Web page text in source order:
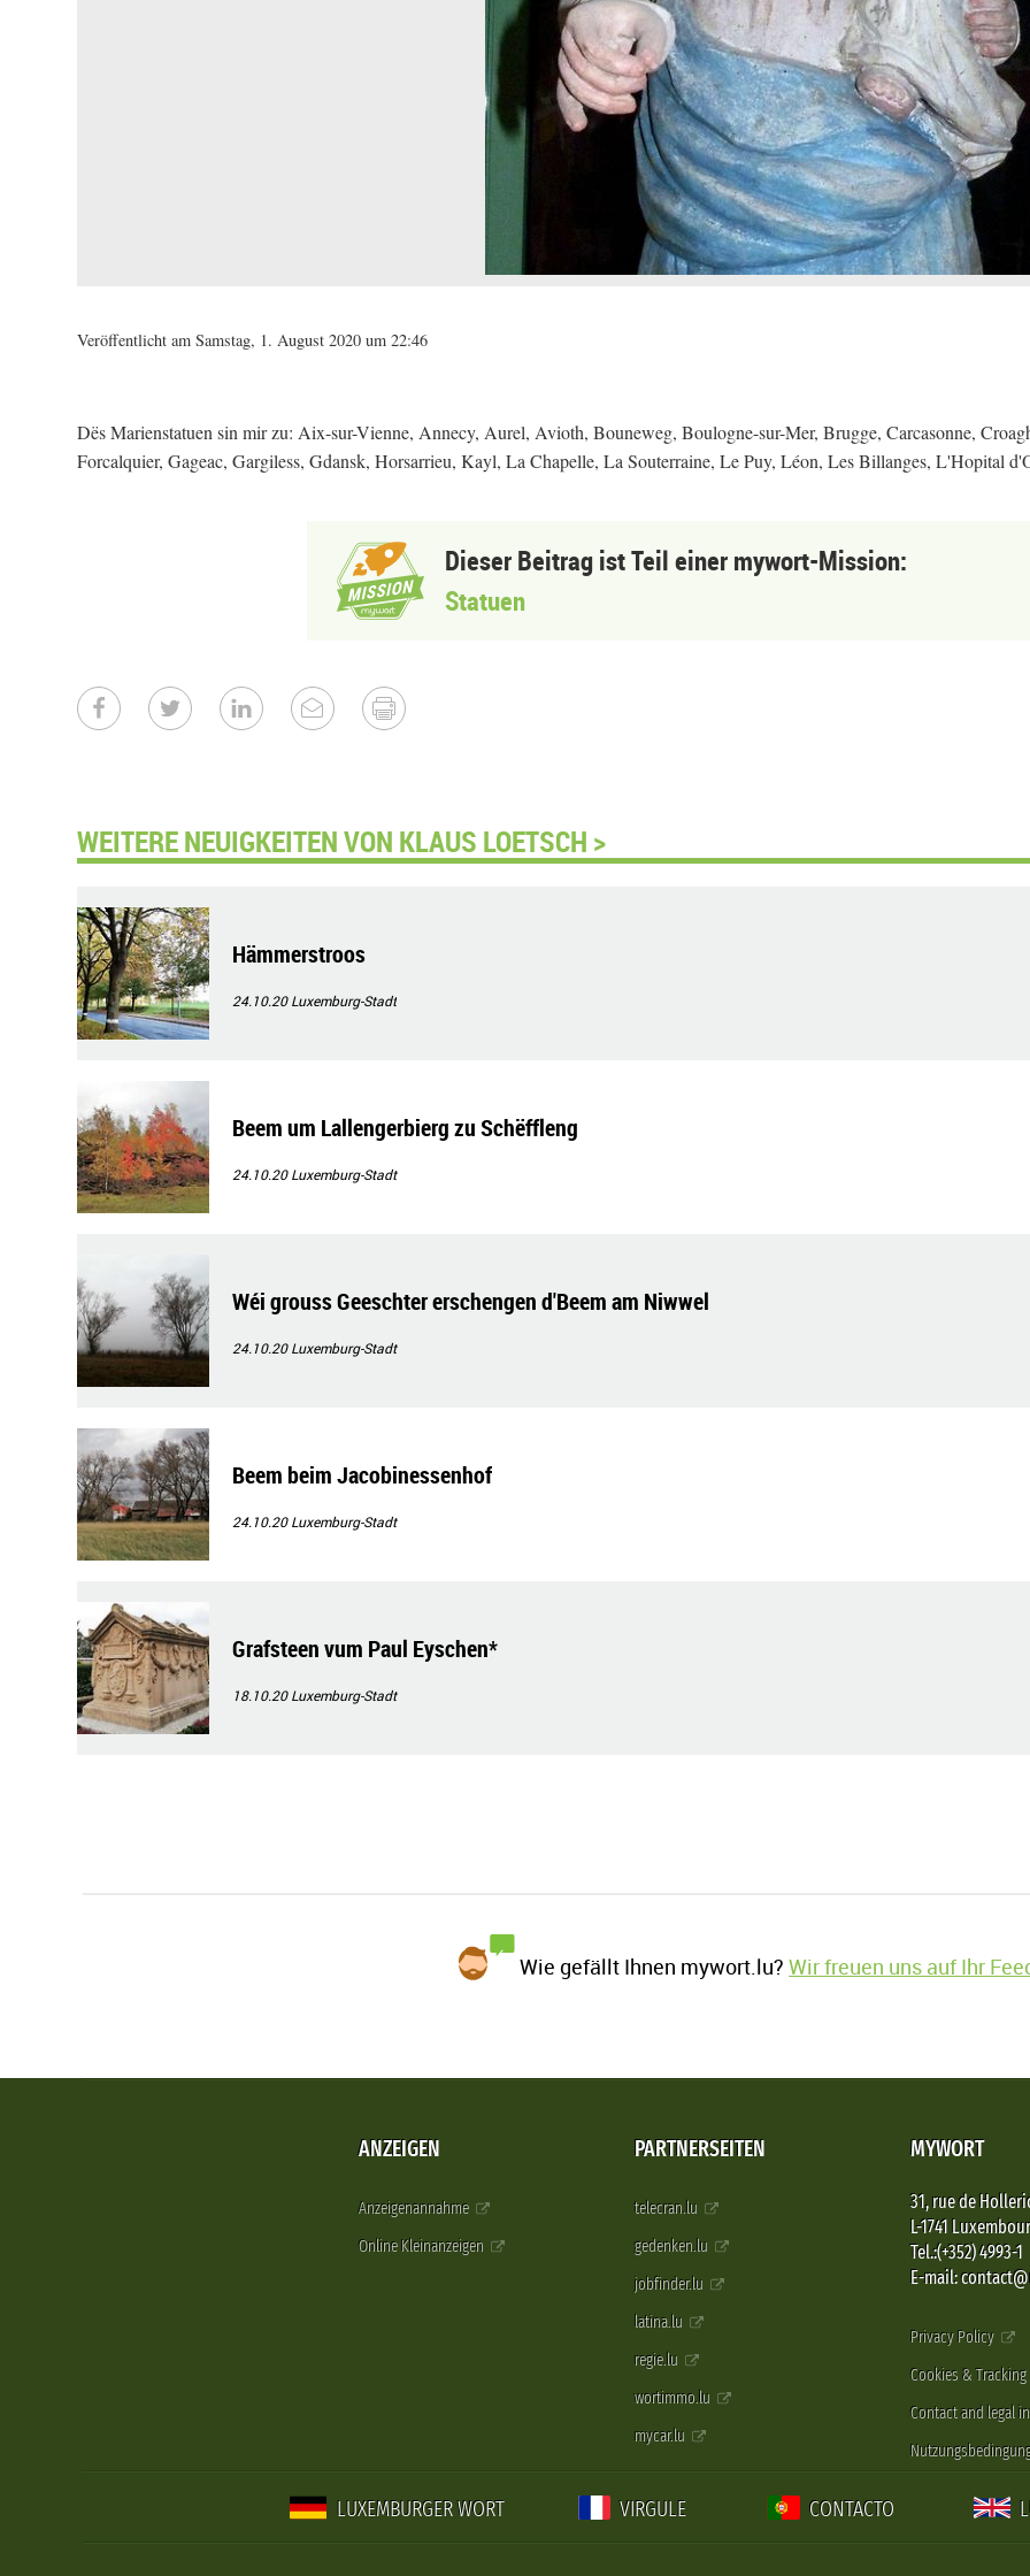
Veröffentlicht am Samstag, 1. August 2020 um 22:46
Dës Marienstatuen sin mir zu: Aix-sur-Vienne, Annecy, Aurel, Avioth, Bouneweg, Boulogne-sur-Mer, Brugge, Carcasonne,
Forcalquier, Gageac, Gargiless, Gdansk, Horsarrieu, Kayl, La Chapelle, La Souterraine, Le Puy, Léon, Les Billanges, L'Hopital
Dieser Beitrag ist Teil einer mywort-Mission:
Statuen
WEITERE NEUIGKEITEN VON KLAUS LOETSCH >
Hämmerstroos
24.10.20Luxemburg-Stadt
Beem um Lallengerbierg zu Schëffleng
24.10.20Luxemburg-Stadt
Wéi grouss Geeschter erschengen d'Beem am Niwwel
24.10.20Luxemburg-Stadt
Beem beim Jacobinessenhof
24.10.20Luxemburg-Stadt
Grafsteen vum Paul Eyschen*
18.10.20Luxemburg-Stadt
Wie gefällt Ihnen mywort.lu?Wir freuen uns auf Ihr
ANZEIGEN
Anzeigenannahme
Online Kleinanzeigen
PARTNERSEITEN
telecran.lu
gedenken.lu
jobfinder.lu
latina.lu
regie.lu
wortimmo.lu
mycar.lu
MYWORT
31, rue de
L-1741
Tel.:(+352) 4993-1
E-mail:
Privacy Policy
Cookies & Tracking
Contact and legal
LUXEMBURGER WORT VIRGULE CONTACTO